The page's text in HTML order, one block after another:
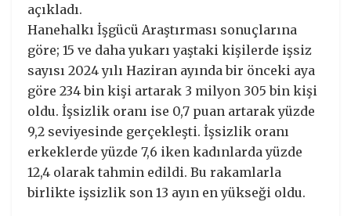
açıkladı.
Hanehalkı İşgücü Araştırması sonuçlarına
göre; 15 ve daha yukarı yaştaki kişilerde işsiz
sayısı 2024 yılı Haziran ayında bir önceki aya
göre 234 bin kişi artarak 3 milyon 305 bin kişi
oldu. İşsizlik oranı ise 0,7 puan artarak yüzde
9,2 seviyesinde gerçekleşti. İşsizlik oranı
erkeklerde yüzde 7,6 iken kadınlarda yüzde
12,4 olarak tahmin edildi. Bu rakamlarla
birlikte işsizlik son 13 ayın en yükseği oldu.